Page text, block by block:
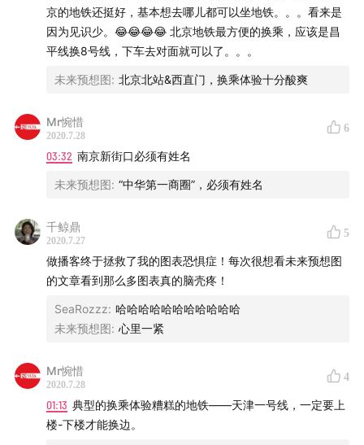
京就没有？
地铁站除了作为交通枢纽，也能够成为一个“好逛”的
地方吗？
钟昂谷
【收听方式】
你可以通过小宇宙播客 App、苹果 Podcast、、喜马拉
【认识我们】
微信公众号：未来预想图
官方微信（D桑）：dream-labo
【联系我们】
京的地铁还挺好，基本想去哪儿都可以坐地铁。。。看来是
因为见识少。😂😂😂😂 北京地铁最方便的换乘，应该是昌
平线换8号线，下车去对面就可以了。。。
未来预想图: 北京北站&西直门，换乘体验十分酸爽
Mr惋惜
2020.7.28
6
03:32 南京新街口必须有姓名
未来预想图: “中华第一商圈”，必须有姓名
千鲸鼎
2020.7.27
5
做播客终于拯救了我的图表恐惧症！每次很想看未来预想图
的文章看到那么多图表真的脑壳疼！
SeaRozzz: 哈哈哈哈哈哈哈哈哈哈哈
未来预想图: 心里一紧
Mr惋惜
2020.7.28
4
01:13 典型的换乘体验糟糕的地铁——天津一号线，一定要上
楼-下楼才能换边。